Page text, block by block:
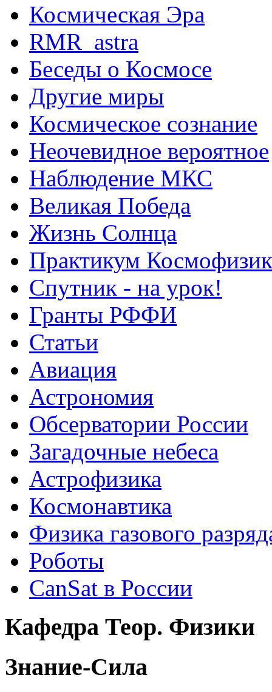
Космическая Эра
RMR_astra
Беседы о Космосе
Другие миры
Космическое сознание
Неочевидное вероятное
Наблюдение МКС
Великая Победа
Жизнь Солнца
Практикум
Спутник - на урок!
Гранты РФФИ
Статьи
Авиация
Астрономия
Обсерватории России
Загадочные небеса
Астрофизика
Космонавтика
Физика газового
Роботы
CanSat в России
Кафедра Теор. Физики
Знание-Сила